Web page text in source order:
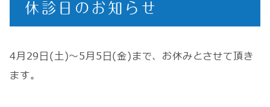
休診日のお知らせ
4月29日(土)～5月5日(金)まで、お休みとさせて頂き
ます。